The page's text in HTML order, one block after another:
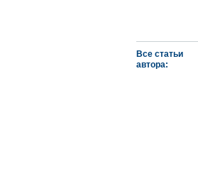
Все статьи
автора: